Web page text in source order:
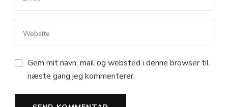
Gem mit navn, mail og websted i denne browser til
næste gang jeg kommenterer.